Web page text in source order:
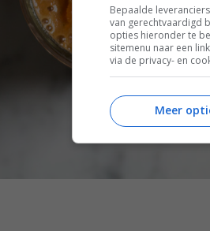
Bepaalde
van gerechtvaardigd
opties hieronder te
sitemenu naar een
via de privacy- en
Meer